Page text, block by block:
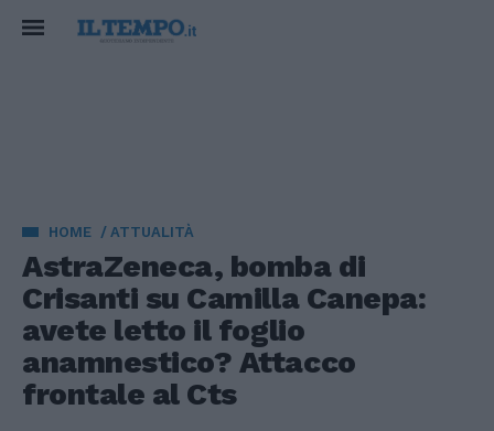
HOME ATTUALITÀ
AstraZeneca, bomba di
Crisanti su Camilla Canepa:
avete letto il foglio
anamnestico? Attacco
frontale al Cts